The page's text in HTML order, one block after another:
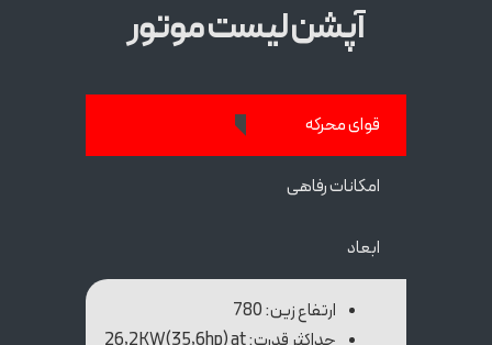
آپشن لیست موتور
قوای محرکه
امکانات رفاهی
ابعاد
ارتفاع زین: 780